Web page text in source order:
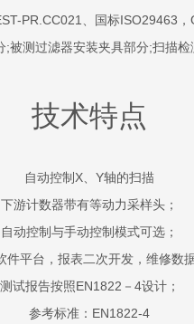
PR.CC021、国标ISO29463
测过滤器安装夹具部分;扫描
技术特点
自动控制X、Y轴的扫描
下游计数器带有等动力采样头；
自动控制与手动控制模式可选；
件平台，报表二次开发，维修数
测试报告按照EN1822－4设计；
参考标准：EN1822-4